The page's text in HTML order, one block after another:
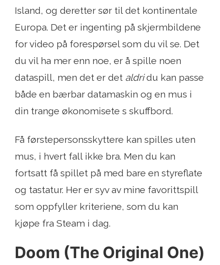
Island, og deretter sør til det kontinentale
Europa. Det er ingenting på skjermbildene
for video på forespørsel som du vil se. Det
du vil ha mer enn noe, er å spille noen
dataspill, men det er det aldridu kan passe
både en bærbar datamaskin og en mus i
din trange økonomisete s skuffbord.
Få førstepersonsskyttere kan spilles uten
mus, i hvert fall ikke bra. Men du kan
fortsatt få spillet på med bare en styreflate
og tastatur. Her er syv av mine favorittspill
som oppfyller kriteriene, som du kan
kjøpe fra Steam i dag.
Doom (The Original One)